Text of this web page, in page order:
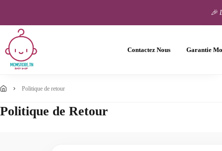
🎉
Contactez Nous Garantie
politique de retour
Politique de Retour